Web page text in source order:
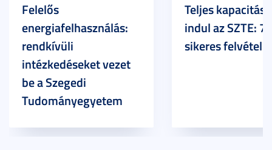
Felelős
energiafelhasználás:
rendkívüli
intézkedéseket vezet
be a Szegedi
Tudományegyetem
Teljes
indul az SZTE:
sikeres